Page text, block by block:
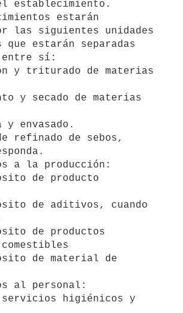
establecimiento.
estarán
las siguientes unidades
estarán separadas
entre sí:
y triturado de materias
y secado de materias
envasado.
refinado de sebos,
a la producción:
al personal:
higiénicos y